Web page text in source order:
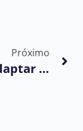
Próximo
Como Adaptar Seu SGQ À Nova ISO 9001:2026?